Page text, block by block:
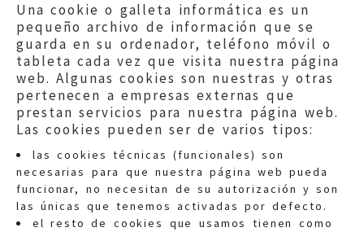
Una cookie o galleta informática es un
pequeño archivo de información que se
guarda en su ordenador, teléfono móvil o
tableta cada vez que visita nuestra página
web. Algunas cookies son nuestras y otras
pertenecen a empresas externas que
prestan servicios para nuestra página web.
Las cookies pueden ser de varios tipos:
las cookies técnicas (funcionales) son
necesarias para que nuestra página web pueda
funcionar, no necesitan de su autorización y son
las únicas que tenemos activadas por defecto.
el resto de cookies que usamos tienen como
Quejas:quejas@eljusticiadearagon.es